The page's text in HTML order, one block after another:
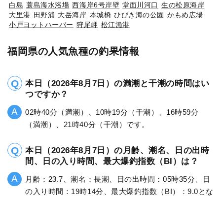
白島 蓑島海水浴場 西海岸6号岸壁 堂面川河口 生の松原海岸
大里港 田野浦 大岳海岸 本城橋 ひびき海の公園 かもめ広場
小戸ヨットハーバー 狩尾岬 松江漁港
福岡県の人気魚種の釣果情報
本日（2026年8月7日）の満潮と干潮の時間はい
つですか？
02時40分（満潮）、10時19分（干潮）、16時59分
（満潮）、21時40分（干潮）です。
本日（2026年8月7日）の月齢、潮名、日の出時
間、日の入り時間、最大爆釣指数（BI）は？
月齢：23.7、潮名：長潮、日の出時間：05時35分、日
の入り時間：19時14分、最大爆釣指数（BI）：9.0とな